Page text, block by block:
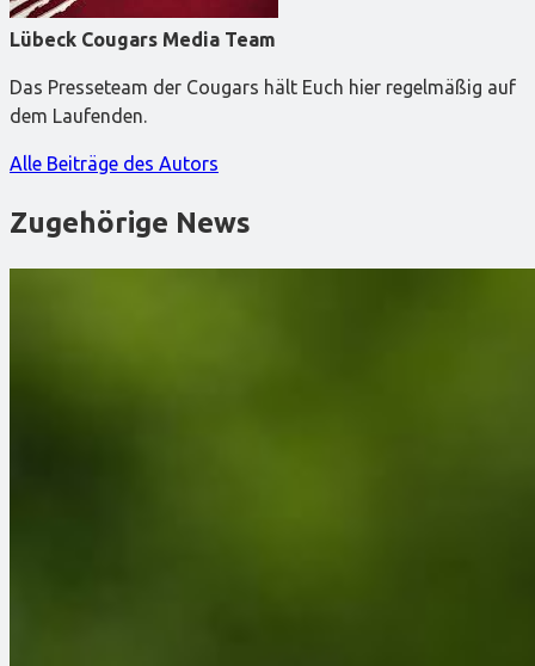
Lübeck Cougars Media Team
Das Presseteam der Cougars hält Euch hier regelmäßig auf
dem Laufenden.
Alle Beiträge des Autors
Zugehörige News